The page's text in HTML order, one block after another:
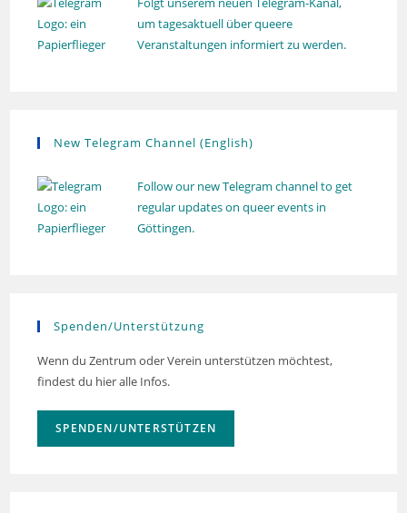
um tagesaktuell über queere
Veranstaltungen informiert zu werden.
New Telegram Channel (English)
Follow our new Telegram channel to get
regular updates on queer events in
Göttingen.
Spenden/Unterstützung
Wenn du Zentrum oder Verein unterstützen möchtest,
findest du hier alle Infos.
SPENDEN/UNTERSTÜTZEN